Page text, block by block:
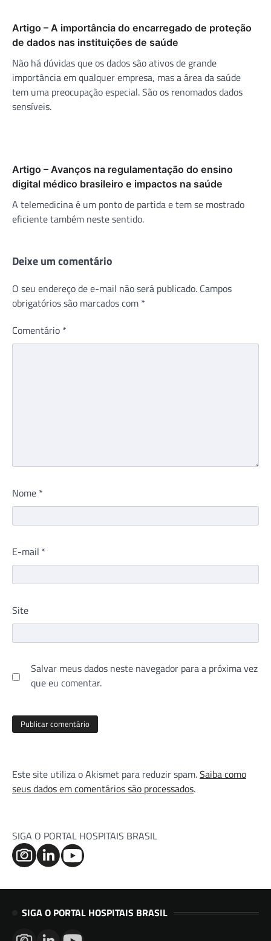
Artigo – A importância do encarregado de proteção
de dados nas instituições de saúde
Não há dúvidas que os dados são ativos de grande
importância em qualquer empresa, mas a área da saúde
tem uma preocupação especial. São os renomados dados
sensíveis.
Artigo – Avanços na regulamentação do ensino
digital médico brasileiro e impactos na saúde
A telemedicina é um ponto de partida e tem se mostrado
eficiente também neste sentido.
Deixe um comentário
O seu endereço de e-mail não será publicado. Campos
obrigatórios são marcados com *
Comentário *
Nome *
E-mail *
Site
Salvar meus dados neste navegador para a próxima vez
que eu comentar.
Este site utiliza o Akismet para reduzir spam.Saiba como
seus dados em comentários são processados.
SIGA O PORTAL HOSPITAIS BRASIL
SIGA O PORTAL HOSPITAIS BRASIL